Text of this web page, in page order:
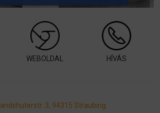
WEBOLDAL HÍVÁS
Landshuterstr. 3, 94315 Straubing